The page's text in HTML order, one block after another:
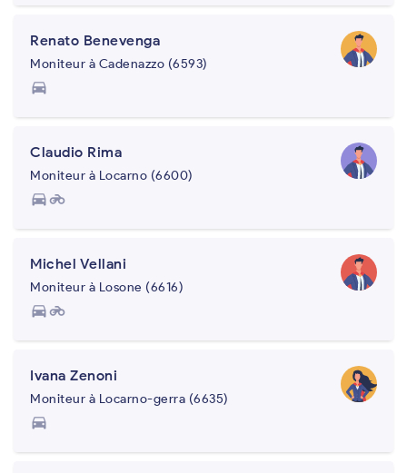
Renato Benevenga
Moniteur à Cadenazzo (6593)
directions_car
Claudio Rima
Moniteur à Locarno (6600)
directions_carmotorcycle
Michel Vellani
Moniteur à Losone (6616)
directions_carmotorcycle
Ivana Zenoni
Moniteur à Locarno-gerra (6635)
directions_car